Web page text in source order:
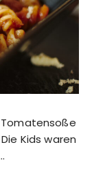
Kids waren